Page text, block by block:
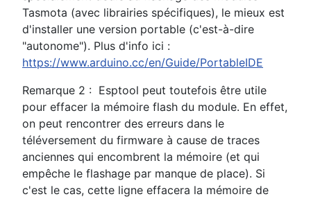
Tasmota (avec librairies spécifiques), le mieux est
d'installer une version portable (c'est-à-dire
"autonome"). Plus d'info ici :
https://www.arduino.cc/en/Guide/PortableIDE
Remarque 2 : Esptool peut toutefois être utile
pour effacer la mémoire flash du module. En effet,
on peut rencontrer des erreurs dans le
téléversement du firmware à cause de traces
anciennes qui encombrent la mémoire (et qui
empêche le flashage par manque de place). Si
c'est le cas, cette ligne effacera la mémoire de